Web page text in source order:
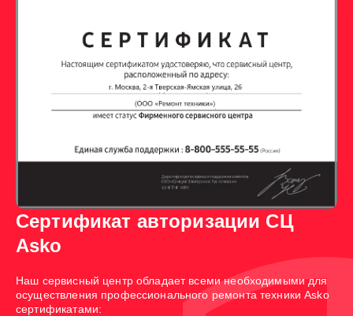
Сертификат авторизации СЦ
Asko
Наш сервисный центр обладает всеми необходимыми для
осуществления профессионального ремонта техники Asko
сертификатами: